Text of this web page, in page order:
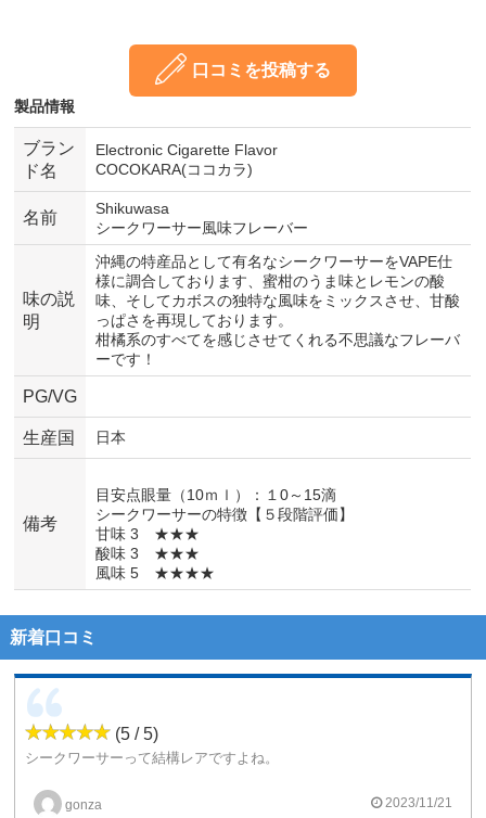
口コミを投稿する
製品情報
ブラン
ド名
Electronic Cigarette Flavor
COCOKARA(ココカラ)
名前
Shikuwasa
シークワーサー風味フレーバー
味の説
明
沖縄の特産品として有名なシークワーサーをVAPE仕
様に調合しております、蜜柑のうま味とレモンの酸
味、そしてカボスの独特な風味をミックスさせ、甘酸
っぱさを再現しております。
柑橘系のすべてを感じさせてくれる不思議なフレーバ
ーです！
PG/VG
生産国 日本
備考
目安点眼量（10ｍｌ）：１0～15滴
シークワーサーの特徴【５段階評価】
甘味 3 ★★★
酸味 3 ★★★
風味 5 ★★★★
新着口コミ
(5 / 5)
シークワーサーって結構レアですよね。
gonza 2023/11/21